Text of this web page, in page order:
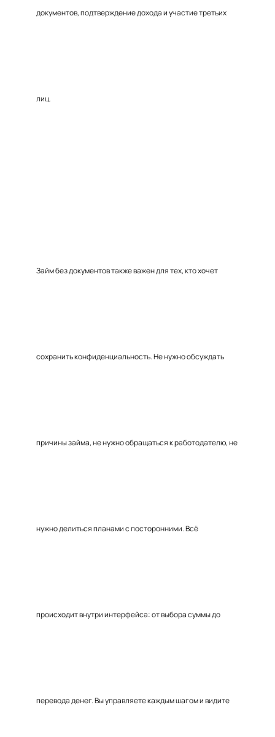
документов, подтверждение дохода и участие третьих
лиц.
Займ без документов также важен для тех, кто хочет
сохранить конфиденциальность. Не нужно обсуждать
причины займа, не нужно обращаться к работодателю, не
нужно делиться планами с посторонними. Всё
происходит внутри интерфейса: от выбора суммы до
перевода денег. Вы управляете каждым шагом и видите